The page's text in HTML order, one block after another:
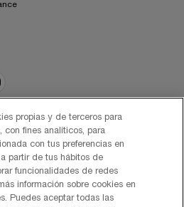
propias y de terceros para
con fines analíticos, para
con tus preferencias en
partir de tus hábitos de
funcionalidades de redes
información sobre cookies en
Puedes aceptar todas las